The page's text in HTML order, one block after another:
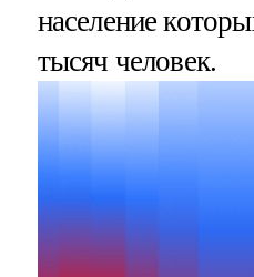
население
тысяч человек.